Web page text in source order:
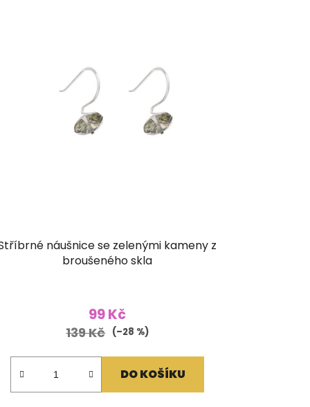
náušnice se zelenými kameny z
broušeného skla
99 Kč
139 Kč (–28 %)
DO KOŠÍKU